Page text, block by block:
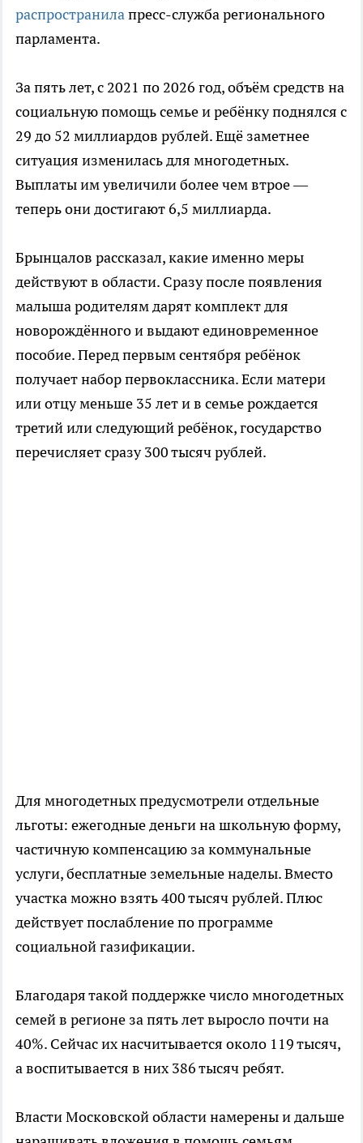
распространилапресс-служба регионального
парламента.
За пять лет, с 2021 по 2026 год, объём средств на
социальную помощь семье и ребёнку поднялся с
29 до 52 миллиардов рублей. Ещё заметнее
ситуация изменилась для многодетных.
Выплаты им увеличили более чем втрое —
теперь они достигают 6,5 миллиарда.
Брынцалов рассказал, какие именно меры
действуют в области. Сразу после появления
малыша родителям дарят комплект для
новорождённого и выдают единовременное
пособие. Перед первым сентября ребёнок
получает набор первоклассника. Если матери
или отцу меньше 35 лет и в семье рождается
третий или следующий ребёнок, государство
перечисляет сразу 300 тысяч рублей.
Для многодетных предусмотрели отдельные
льготы: ежегодные деньги на школьную форму,
частичную компенсацию за коммунальные
услуги, бесплатные земельные наделы. Вместо
участка можно взять 400 тысяч рублей. Плюс
действует послабление по программе
социальной газификации.
Благодаря такой поддержке число многодетных
семей в регионе за пять лет выросло почти на
40%. Сейчас их насчитывается около 119 тысяч,
а воспитывается в них 386 тысяч ребят.
Власти Московской области намерены и дальше